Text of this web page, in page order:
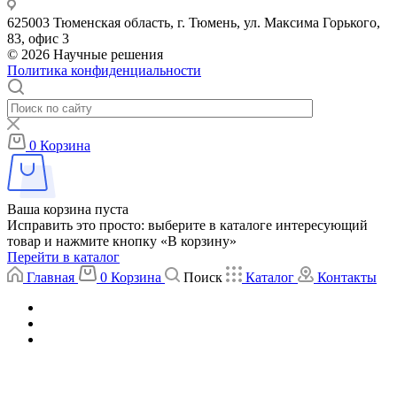
625003 Тюменская область, г. Тюмень, ул. Максима Горького,
83, офис 3
© 2026 Научные решения
Политика конфиденциальности
0 Корзина
Ваша корзина пуста
Исправить это просто: выберите в каталоге интересующий
товар и нажмите кнопку «В корзину»
Перейти в каталог
Главная
0 Корзина Поиск Каталог Контакты